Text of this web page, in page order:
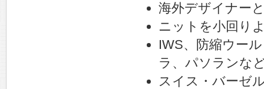
海外デザイナー
ニットを小回り
IWS、防縮ウー
ラ、パソランな
スイス・バーゼ